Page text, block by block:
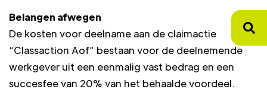
Belangen afwegen
De kosten voor deelname aan de claimactie
“Classaction Aof” bestaan voor de deelnemende
werkgever uit een eenmalig vast bedrag en een
succesfee van 20% van het behaalde voordeel.